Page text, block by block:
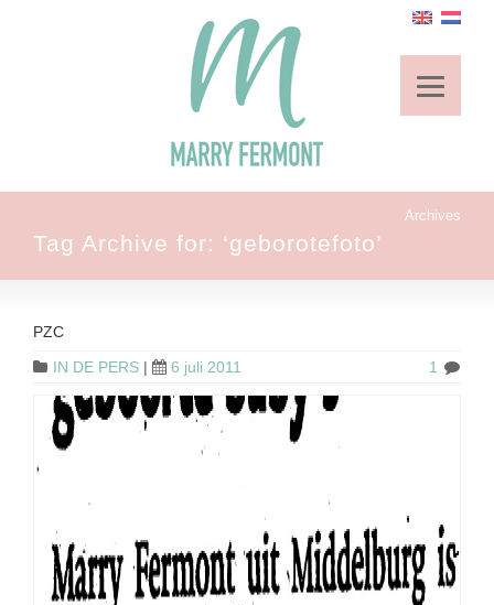
Archives
Tag Archive for: ‘geborotefoto’
PZC
IN DE PERS | 6 juli 2011 1